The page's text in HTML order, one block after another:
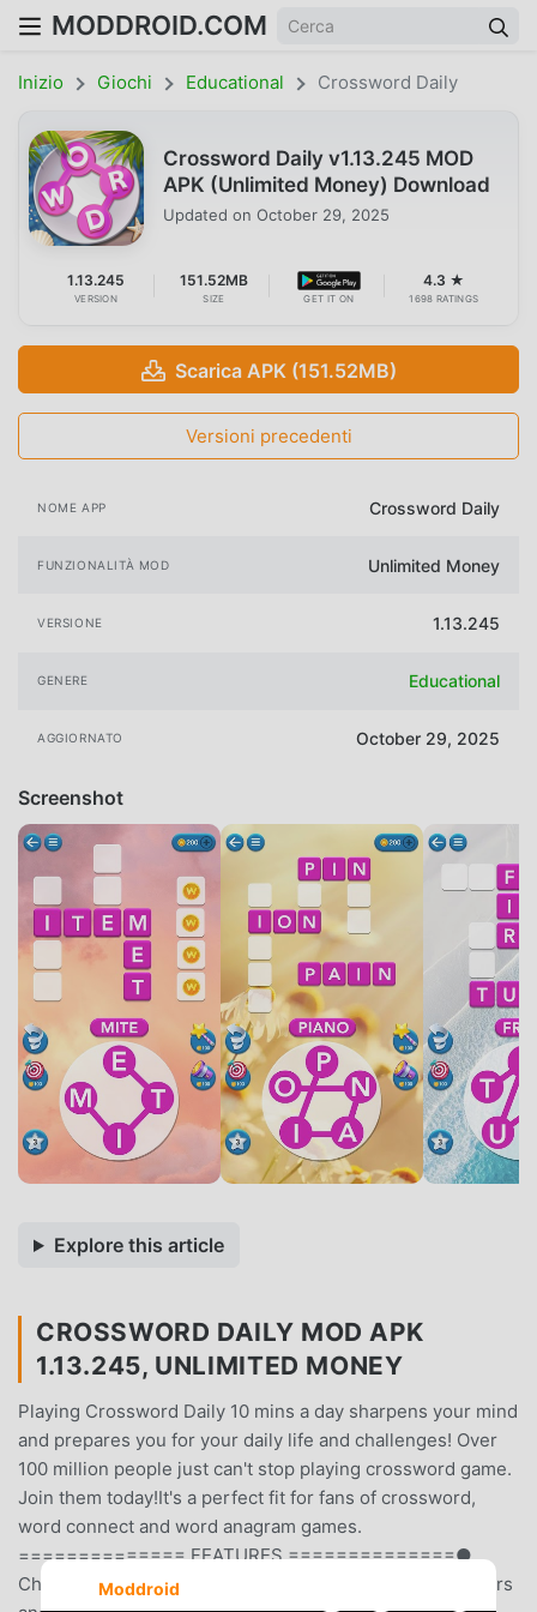
MODDROID.COM
Inizio Giochi Educational Crossword Daily
Crossword Daily v1.13.245 MOD
APK (Unlimited Money) Download
Updated on October 29, 2025
1.13.245
VERSION
151.52MB
SIZE GET IT ON
4.3 ★
1698 RATINGS
Scarica APK (151.52MB)
Versioni precedenti
NOME APP Crossword Daily
FUNZIONALITÀ MOD Unlimited Money
VERSIONE 1.13.245
GENERE Educational
AGGIORNATO October 29, 2025
Screenshot
Explore this article
CROSSWORD DAILY MOD APK
1.13.245, UNLIMITED MONEY
Playing Crossword Daily 10 mins a day sharpens your mind
and prepares you for your daily life and challenges! Over
100 million people just can't stop playing crossword game.
Join them today!It's a perfect fit for fans of crossword,
word connect and word anagram games.
============== FEATURES ==============●
Challenge your brain and vocabulary by connecting letters
Moddroid